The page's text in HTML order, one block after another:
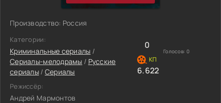
Производство: Россия
Категории:
Криминальные сериалы /
Сериалы-мелодрамы / Русские
сериалы/ Сериалы
Режиссёр:
Андрей Мармонтов
0
Голосов: 0
6.622